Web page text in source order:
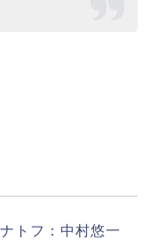
トフ：中村悠一